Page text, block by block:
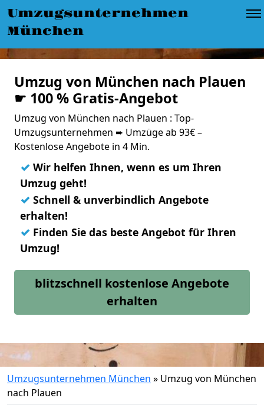
Umzugsunternehmen
München
Umzug von München nach Plauen
☛ 100 % Gratis-Angebot
Umzug von München nach Plauen : Top-
Umzugsunternehmen ➨ Umzüge ab 93€ –
Kostenlose Angebote in 4 Min.
✓ Wir helfen Ihnen, wenn es um Ihren
Umzug geht!
✓ Schnell & unverbindlich Angebote
erhalten!
✓ Finden Sie das beste Angebot für Ihren
Umzug!
blitzschnell kostenlose Angebote
erhalten
Umzugsunternehmen München » Umzug von München
nach Plauen